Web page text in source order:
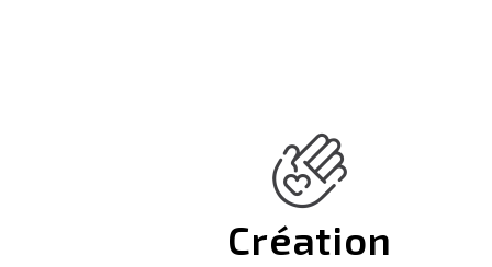
Création